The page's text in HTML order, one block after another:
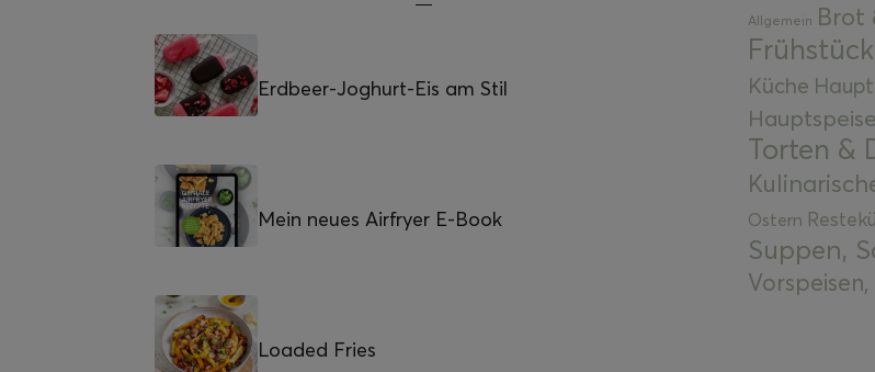
Erdbeer-Joghurt-Eis am Stil
Mein neues Airfryer E-Book
Loaded Fries
Allgemein Brot
Küche
Torten &
Ostern
Suppen,